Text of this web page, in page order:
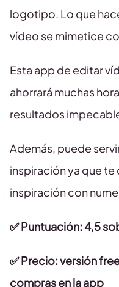
logotipo. Lo que
vídeo se mimetice
Esta app de editar
ahorrará muchas
resultados
Además, puede
inspiración ya que
inspiración con
✅ Puntuación: 4,5
✅ Precio: versión
compras en la app